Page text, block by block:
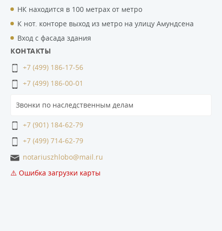
НК находится в 100 метрах от метро
К нот. конторе выход из метро на улицу Амундсена
Вход с фасада здания
КОНТАКТЫ
+7 (499) 186-17-56
+7 (499) 186-00-01
Звонки по наследственным делам
+7 (901) 184-62-79
+7 (499) 714-62-79
notariuszhlobo@mail.ru
⚠️ Ошибка загрузки карты